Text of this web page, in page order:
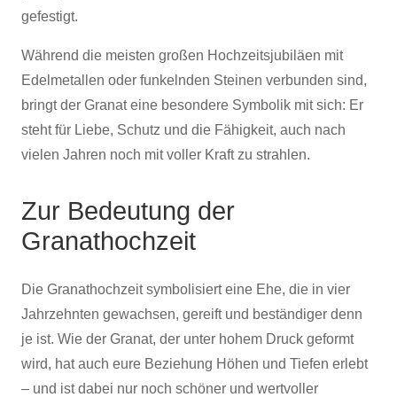
gefestigt.
Während die meisten großen Hochzeitsjubiläen mit
Edelmetallen oder funkelnden Steinen verbunden sind,
bringt der Granat eine besondere Symbolik mit sich: Er
steht für Liebe, Schutz und die Fähigkeit, auch nach
vielen Jahren noch mit voller Kraft zu strahlen.
Zur Bedeutung der
Granathochzeit
Die Granathochzeit symbolisiert eine Ehe, die in vier
Jahrzehnten gewachsen, gereift und beständiger denn
je ist. Wie der Granat, der unter hohem Druck geformt
wird, hat auch eure Beziehung Höhen und Tiefen erlebt
– und ist dabei nur noch schöner und wertvoller